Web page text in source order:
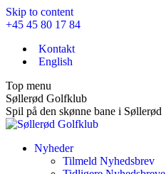
Skip to content
+45 45 80 17 84
Kontakt
English
Top menu
Søllerød Golfklub
Spil på den skønne bane i Søllerød
Nyheder
Tilmeld Nyhedsbrev